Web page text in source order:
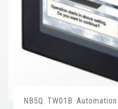
NB5Q TW01B